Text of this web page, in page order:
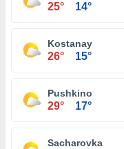
25° 14°
Kostanay
26° 15°
Pushkino
29° 17°
Sacharovka